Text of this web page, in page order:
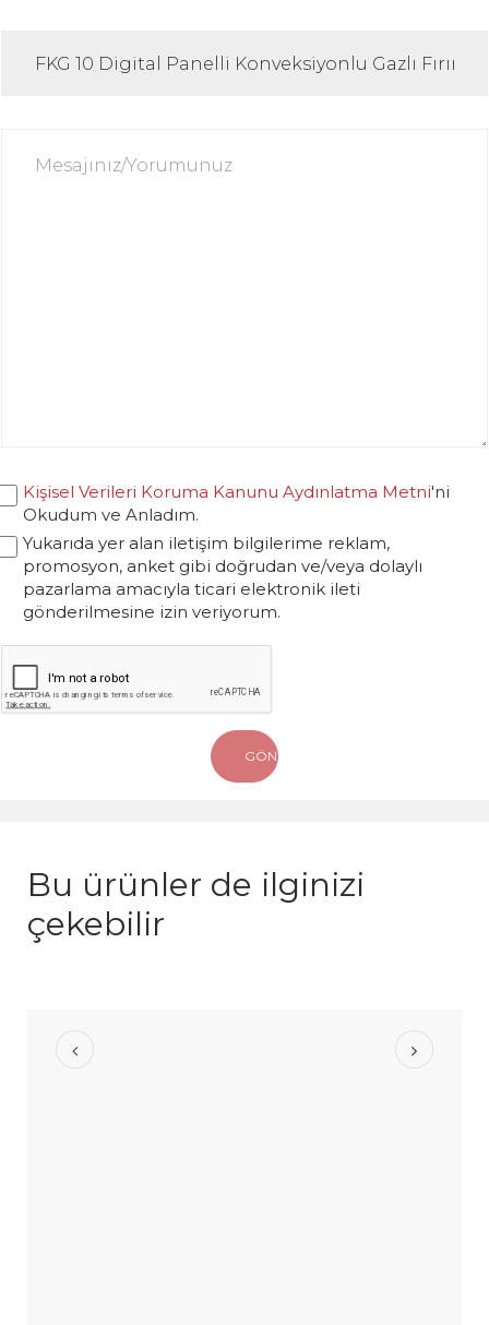
Kişisel Verileri Koruma Kanunu Aydınlatma Metni'ni
Okudum ve Anladım.
Yukarıda yer alan iletişim bilgilerime reklam,
promosyon, anket gibi doğrudan ve/veya dolaylı
pazarlama amacıyla ticari elektronik ileti
gönderilmesine izin veriyorum.
Bu ürünler de ilginizi
çekebilir